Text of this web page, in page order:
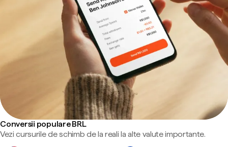
Conversii populare BRL
Vezi cursurile de schimb de la reali la alte valute importante.